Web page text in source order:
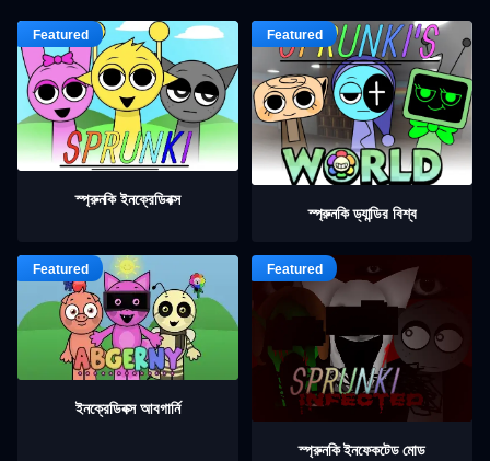
স্প্রুনকি ইনক্রেডিবক্স
স্প্রুনকি ড্যান্ডির বিশ্ব
ইনক্রেডিবক্স আবগার্নি
স্প্রুনকি ইনফেকটেড মোড